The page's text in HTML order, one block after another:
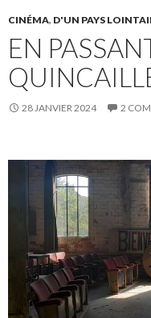
CINÉMA, D'UN PAYS
EN
28 JANVIER 2024 2